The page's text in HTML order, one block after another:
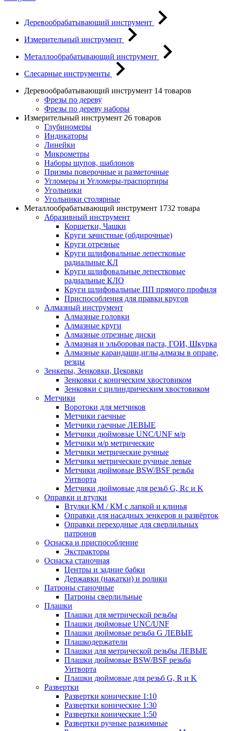
Деревообрабатывающий инструмент
Измерительный инструмент
Металлообрабатывающий инструмент
Слесарные инструменты
Деревообрабатывающий инструмент 14 товаров
Фрезы по дереву
Фрезы по дереву наборы
Измерительный инструмент 26 товаров
Глубиномеры
Индикаторы
Линейки
Микрометры
Наборы щупов, шаблонов
Призмы поверочные и разметочные
Угломеры и Угломеры-траспортиры
Угольники
Угольники столярные
Металлообрабатывающий инструмент 1732 товара
Абразивный инструмент
Корщетки, Чашки
Круги зачистные (обдирочные)
Круги отрезные
Круги шлифовальные лепестковые
радиальные КЛ
Круги шлифовальные лепестковые
радиальные КЛО
Круги шлифовальные ПП прямого профиля
Приспособления для правки кругов
Алмазный инструмент
Алмазные головки
Алмазные круги
Алмазные отрезные диски
Алмазная и эльборовая паста, ГОИ, Шкурка
Алмазные карандаши,иглы,алмазы в оправе,
резцы
Зенкеры, Зенковки, Цековки
Зенковки с коническим хвостовиком
Зенковки с цилиндрическим хвостовиком
Метчики
Воротоки для метчиков
Метчики гаечные
Метчики гаечные ЛЕВЫЕ
Метчики дюймовые UNC/UNF м/р
Метчики м/р метрические
Метчики метрические ручные
Метчики метрические ручные левые
Метчики дюймовые BSW/BSF резьба
Уитворта
Метчики дюймовые для резьб G, Rc и K
Оправки и втулки
Втулки КМ / КМ с лапкой и клинья
Оправки для насадных зенкеров и развёрток
Оправки переходные для сверлильных
патронов
Оснаска и приспособление
Экстракторы
Оснаска станочная
Центры и задние бабки
Державки (накатки) и ролики
Патроны станочные
Патроны сверлильные
Плашки
Плашки для метрической резьбы
Плашки дюймовые UNC/UNF
Плашки дюймовые резьба G ЛЕВЫЕ
Плашкодержатели
Плашки для метрической резьбы ЛЕВЫЕ
Плашки дюймовые BSW/BSF резьба
Уитворта
Плашки дюймовые для резьб G, R и K
Развертки
Развертки конические 1:10
Развертки конические 1:30
Развертки конические 1:50
Развертки ручные разжимные